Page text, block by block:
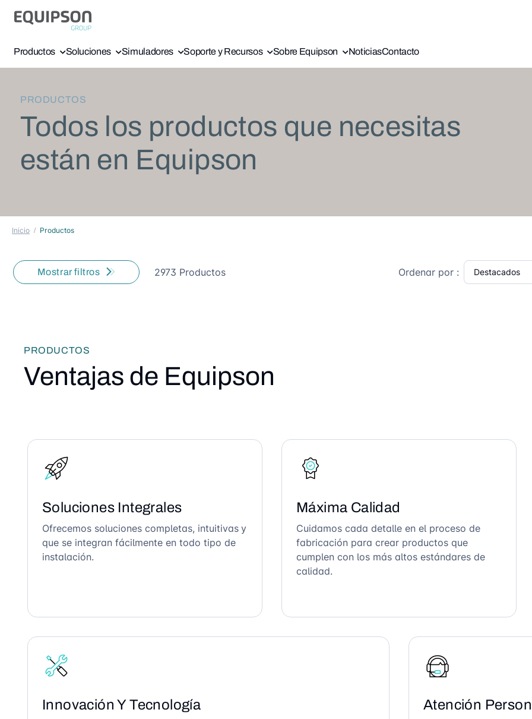
Productos Soluciones Simuladores Soporte y Recursos Sobre Equipson NoticiasContacto
PRODUCTOS
Todos los productos que necesitas
están en Equipson
Inicio Productos
Mostrar filtros 2973 Productos Ordenar por :
PRODUCTOS
Ventajas de Equipson
Soluciones Integrales
Ofrecemos soluciones completas, intuitivas y
que se integran fácilmente en todo tipo de
instalación.
Máxima Calidad
Cuidamos cada detalle en el proceso de
fabricación para crear productos que
cumplen con los más altos estándares de
calidad.
Innovación Y Tecnología Atención